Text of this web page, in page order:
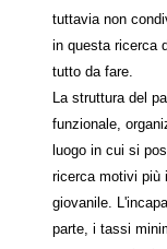
tuttavia non
in questa ricerca
tutto da fare.
La struttura del
funzionale,
luogo in cui si
ricerca motivi più
giovanile.
parte, i tassi